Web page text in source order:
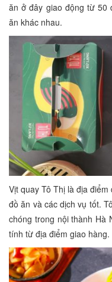
ăn ở đây giao động từ 50
ăn khác nhau.
Vịt quay Tô Thị là địa
đồ ăn và các dịch vụ tốt.
chóng trong nội thành Hà
tính từ địa điểm giao hàng.